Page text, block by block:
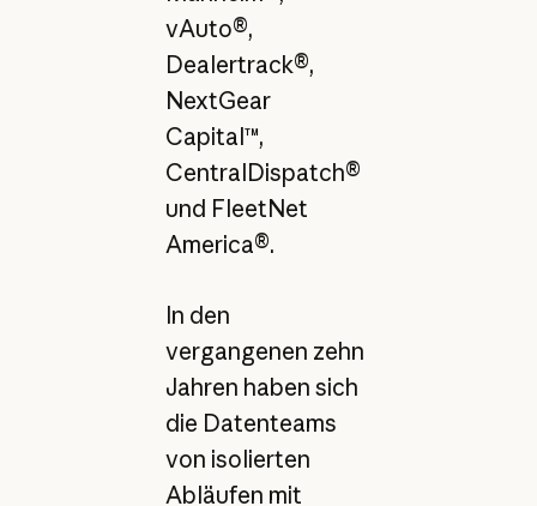
vAuto®,
Dealertrack®,
NextGear
Capital™,
CentralDispatch®
und FleetNet
America®.
In den
vergangenen zehn
Jahren haben sich
die Datenteams
von isolierten
Abläufen mit